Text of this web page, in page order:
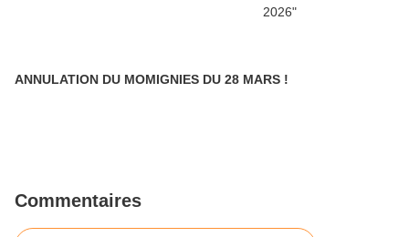
ANNULATION DU MOMIGNIES DU 28 MARS !
Commentaires